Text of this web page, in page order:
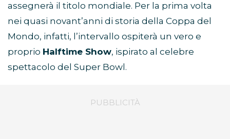
assegnerà il titolo mondiale. Per la prima volta
nei quasi novant’anni di storia della Coppa del
Mondo, infatti, l’intervallo ospiterà un vero e
proprio Halftime Show, ispirato al celebre
spettacolo del Super Bowl.